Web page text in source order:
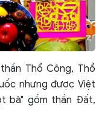
Thổ Công, Thổ
nhưng được Việt
bà" gồm thần Đất,